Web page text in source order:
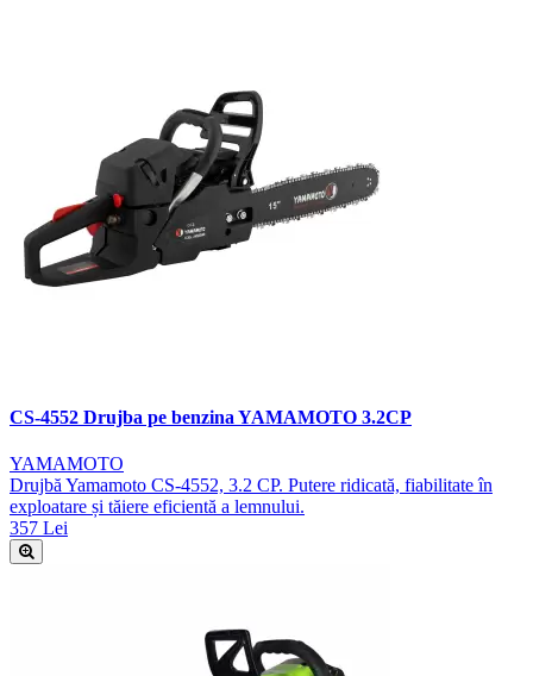
CS-4552 Drujba pe benzina YAMAMOTO 3.2CP
YAMAMOTO
Drujbă Yamamoto CS-4552, 3.2 CP. Putere ridicată, fiabilitate în
exploatare și tăiere eficientă a lemnului.
357 Lei